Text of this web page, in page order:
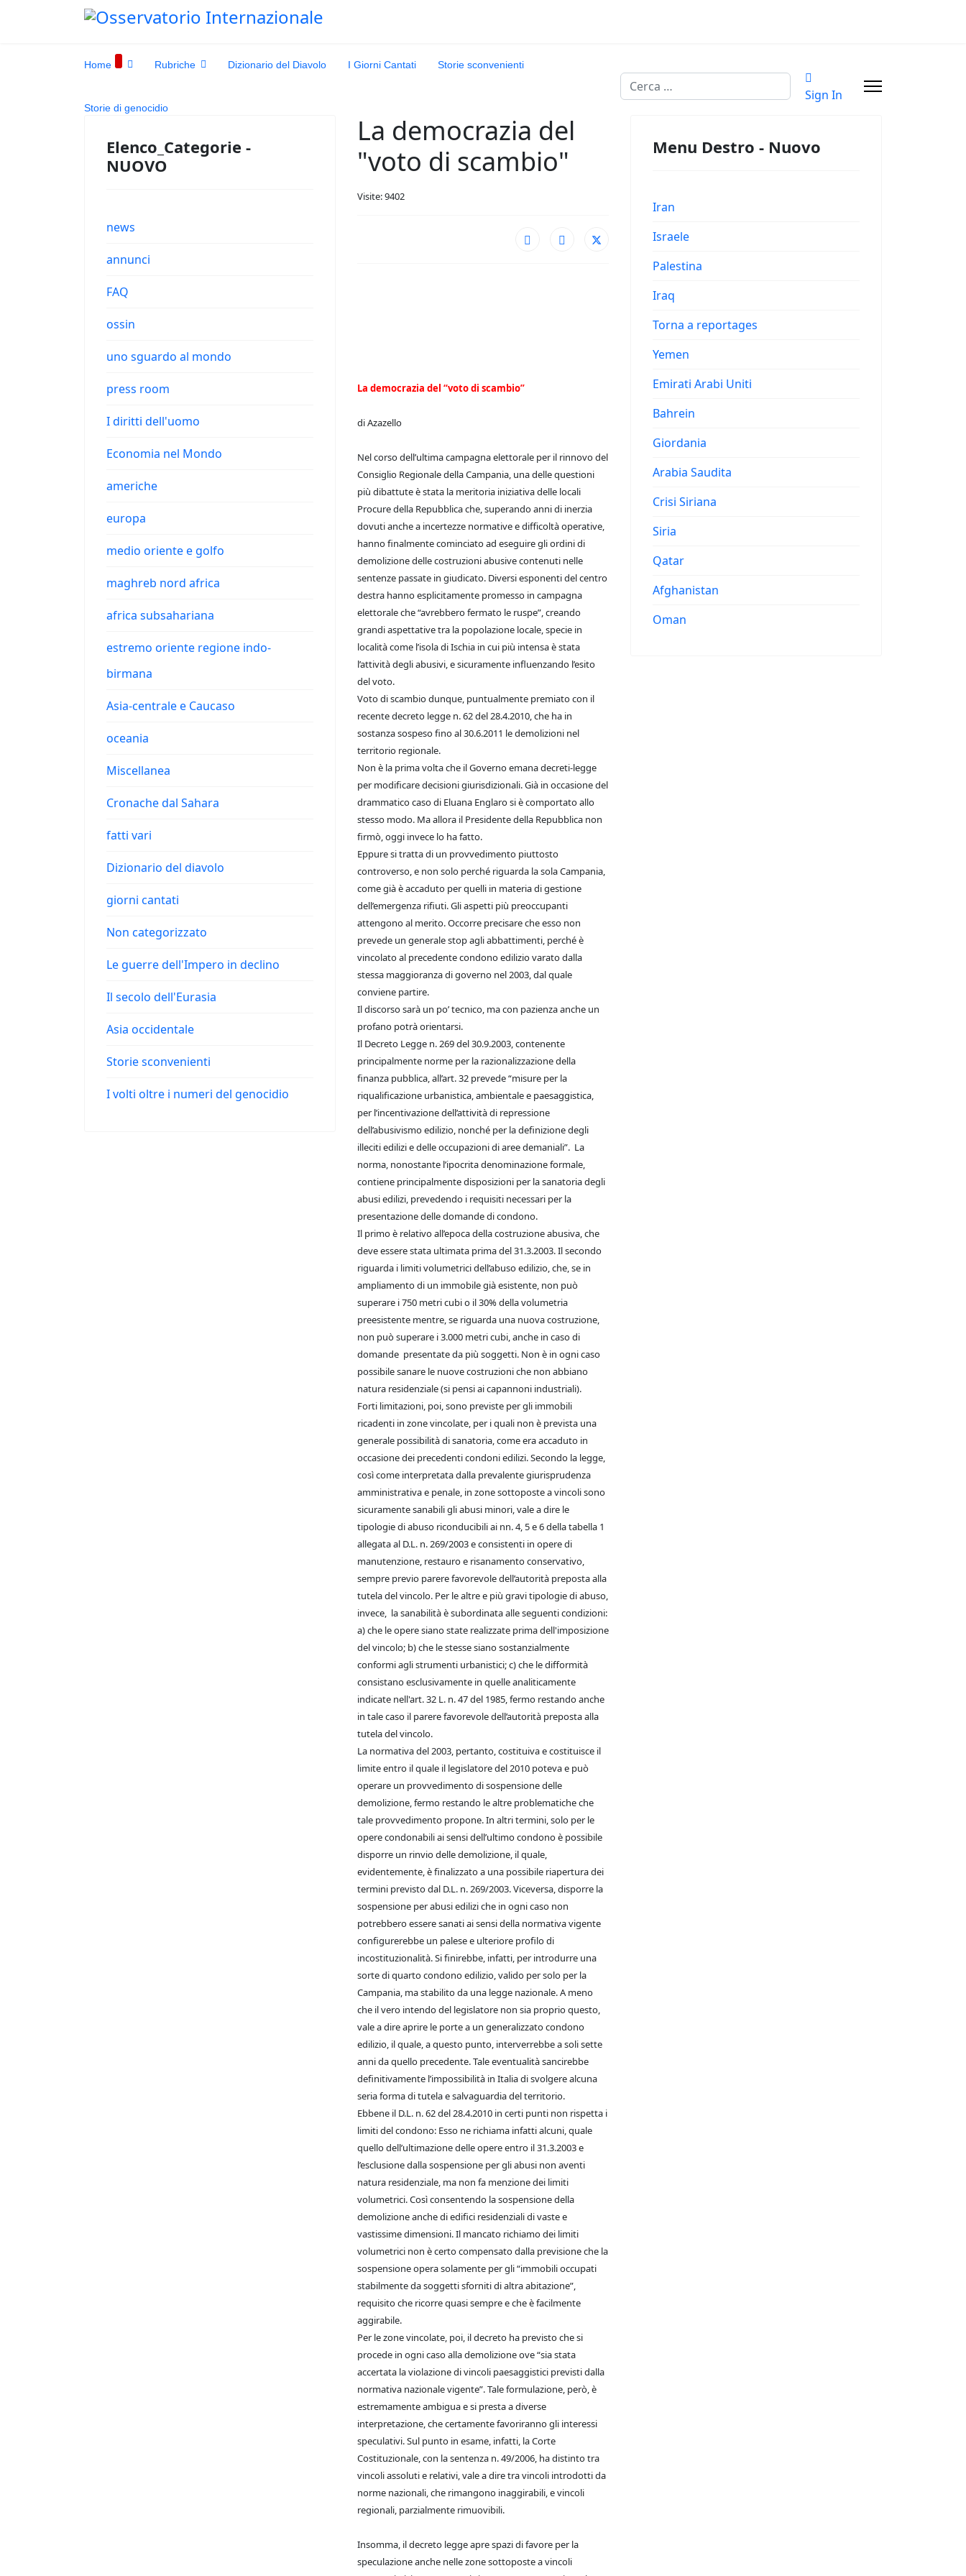
Home Rubriche Dizionario del Diavolo I Giorni Cantati Storie sconvenienti
Storie di genocidio
Cerca
Sign In
Elenco_Categorie -
NUOVO
news
annunci
FAQ
ossin
uno sguardo al mondo
press room
I diritti dell'uomo
Economia nel Mondo
americhe
europa
medio oriente e golfo
maghreb nord africa
africa subsahariana
estremo oriente regione indo-
birmana
Asia-centrale e Caucaso
oceania
Miscellanea
Cronache dal Sahara
fatti vari
Dizionario del diavolo
giorni cantati
Non categorizzato
Le guerre dell'Impero in declino
Il secolo dell'Eurasia
Asia occidentale
Storie sconvenienti
I volti oltre i numeri del genocidio
La democrazia del
"voto di scambio"
Visite: 9402
La democrazia del “voto di scambio”
di Azazello
Nel corso dell’ultima campagna elettorale per il rinnovo del
Consiglio Regionale della Campania, una delle questioni
più dibattute è stata la meritoria iniziativa delle locali
Procure della Repubblica che, superando anni di inerzia
dovuti anche a incertezze normative e difficoltà operative,
hanno finalmente cominciato ad eseguire gli ordini di
demolizione delle costruzioni abusive contenuti nelle
sentenze passate in giudicato. Diversi esponenti del centro
destra hanno esplicitamente promesso in campagna
elettorale che “avrebbero fermato le ruspe”, creando
grandi aspettative tra la popolazione locale, specie in
località come l’isola di Ischia in cui più intensa è stata
l’attività degli abusivi, e sicuramente influenzando l’esito
del voto.
Voto di scambio dunque, puntualmente premiato con il
recente decreto legge n. 62 del 28.4.2010, che ha in
sostanza sospeso fino al 30.6.2011 le demolizioni nel
territorio regionale.
Non è la prima volta che il Governo emana decreti-legge
per modificare decisioni giurisdizionali. Già in occasione del
drammatico caso di Eluana Englaro si è comportato allo
stesso modo. Ma allora il Presidente della Repubblica non
firmò, oggi invece lo ha fatto.
Eppure si tratta di un provvedimento piuttosto
controverso, e non solo perché riguarda la sola Campania,
come già è accaduto per quelli in materia di gestione
dell’emergenza rifiuti. Gli aspetti più preoccupanti
attengono al merito. Occorre precisare che esso non
prevede un generale stop agli abbattimenti, perché è
vincolato al precedente condono edilizio varato dalla
stessa maggioranza di governo nel 2003, dal quale
conviene partire.
Il discorso sarà un po’ tecnico, ma con pazienza anche un
profano potrà orientarsi.
Il Decreto Legge n. 269 del 30.9.2003, contenente
principalmente norme per la razionalizzazione della
finanza pubblica, all’art. 32 prevede “misure per la
riqualificazione urbanistica, ambientale e paesaggistica,
per l’incentivazione dell’attività di repressione
dell’abusivismo edilizio, nonché per la definizione degli
illeciti edilizi e delle occupazioni di aree demaniali”. La
norma, nonostante l’ipocrita denominazione formale,
contiene principalmente disposizioni per la sanatoria degli
abusi edilizi, prevedendo i requisiti necessari per la
presentazione delle domande di condono.
Il primo è relativo all’epoca della costruzione abusiva, che
deve essere stata ultimata prima del 31.3.2003. Il secondo
riguarda i limiti volumetrici dell’abuso edilizio, che, se in
ampliamento di un immobile già esistente, non può
superare i 750 metri cubi o il 30% della volumetria
preesistente mentre, se riguarda una nuova costruzione,
non può superare i 3.000 metri cubi, anche in caso di
domande presentate da più soggetti. Non è in ogni caso
possibile sanare le nuove costruzioni che non abbiano
natura residenziale (si pensi ai capannoni industriali).
Forti limitazioni, poi, sono previste per gli immobili
ricadenti in zone vincolate, per i quali non è prevista una
generale possibilità di sanatoria, come era accaduto in
occasione dei precedenti condoni edilizi. Secondo la legge,
così come interpretata dalla prevalente giurisprudenza
amministrativa e penale, in zone sottoposte a vincoli sono
sicuramente sanabili gli abusi minori, vale a dire le
tipologie di abuso riconducibili ai nn. 4, 5 e 6 della tabella 1
allegata al D.L. n. 269/2003 e consistenti in opere di
manutenzione, restauro e risanamento conservativo,
sempre previo parere favorevole dell’autorità preposta alla
tutela del vincolo. Per le altre e più gravi tipologie di abuso,
invece, la sanabilità è subordinata alle seguenti condizioni:
a) che le opere siano state realizzate prima dell'imposizione
del vincolo; b) che le stesse siano sostanzialmente
conformi agli strumenti urbanistici; c) che le difformità
consistano esclusivamente in quelle analiticamente
indicate nell'art. 32 L. n. 47 del 1985, fermo restando anche
in tale caso il parere favorevole dell’autorità preposta alla
tutela del vincolo.
La normativa del 2003, pertanto, costituiva e costituisce il
limite entro il quale il legislatore del 2010 poteva e può
operare un provvedimento di sospensione delle
demolizione, fermo restando le altre problematiche che
tale provvedimento propone. In altri termini, solo per le
opere condonabili ai sensi dell’ultimo condono è possibile
disporre un rinvio delle demolizione, il quale,
evidentemente, è finalizzato a una possibile riapertura dei
termini previsto dal D.L. n. 269/2003. Viceversa, disporre la
sospensione per abusi edilizi che in ogni caso non
potrebbero essere sanati ai sensi della normativa vigente
configurerebbe un palese e ulteriore profilo di
incostituzionalità. Si finirebbe, infatti, per introdurre una
sorte di quarto condono edilizio, valido per solo per la
Campania, ma stabilito da una legge nazionale. A meno
che il vero intendo del legislatore non sia proprio questo,
vale a dire aprire le porte a un generalizzato condono
edilizio, il quale, a questo punto, interverrebbe a soli sette
anni da quello precedente. Tale eventualità sancirebbe
definitivamente l’impossibilità in Italia di svolgere alcuna
seria forma di tutela e salvaguardia del territorio.
Ebbene il D.L. n. 62 del 28.4.2010 in certi punti non rispetta i
limiti del condono: Esso ne richiama infatti alcuni, quale
quello dell’ultimazione delle opere entro il 31.3.2003 e
l’esclusione dalla sospensione per gli abusi non aventi
natura residenziale, ma non fa menzione dei limiti
volumetrici. Così consentendo la sospensione della
demolizione anche di edifici residenziali di vaste e
vastissime dimensioni. Il mancato richiamo dei limiti
volumetrici non è certo compensato dalla previsione che la
sospensione opera solamente per gli “immobili occupati
stabilmente da soggetti sforniti di altra abitazione”,
requisito che ricorre quasi sempre e che è facilmente
aggirabile.
Per le zone vincolate, poi, il decreto ha previsto che si
procede in ogni caso alla demolizione ove “sia stata
accertata la violazione di vincoli paesaggistici previsti dalla
normativa nazionale vigente”. Tale formulazione, però, è
estremamente ambigua e si presta a diverse
interpretazione, che certamente favoriranno gli interessi
speculativi. Sul punto in esame, infatti, la Corte
Costituzionale, con la sentenza n. 49/2006, ha distinto tra
vincoli assoluti e relativi, vale a dire tra vincoli introdotti da
norme nazionali, che rimangono inaggirabili, e vincoli
regionali, parzialmente rimuovibili.
Insomma, il decreto legge apre spazi di favore per la
speculazione anche nelle zone sottoposte a vincoli
Menu Destro - Nuovo
Iran
Israele
Palestina
Iraq
Torna a reportages
Yemen
Emirati Arabi Uniti
Bahrein
Giordania
Arabia Saudita
Crisi Siriana
Siria
Qatar
Afghanistan
Oman